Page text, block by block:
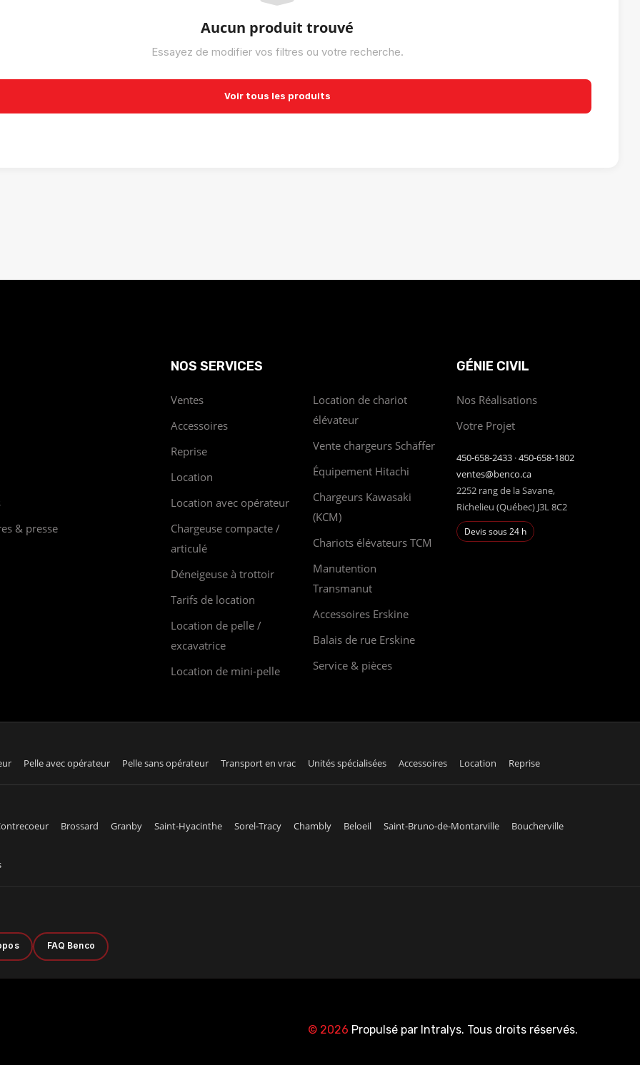
Aucun produit trouvé
Essayez de modifier vos filtres ou votre recherche.
Voir tous les produits
& presse
NOS SERVICES
Ventes
Accessoires
Reprise
Location
Location avec opérateur
Chargeuse compacte /
articulé
Déneigeuse à trottoir
Tarifs de location
Location de pelle /
excavatrice
Location de mini-pelle
Location de chariot
élévateur
Vente chargeurs Schäffer
Équipement Hitachi
Chargeurs Kawasaki
(KCM)
Chariots élévateurs TCM
Manutention
Transmanut
Accessoires Erskine
Balais de rue Erskine
Service & pièces
GÉNIE CIVIL
Nos Réalisations
Votre Projet
450-658-2433 ·450-658-1802
ventes@benco.ca
2252 rang de la Savane,
Richelieu (Québec) J3L 8C2
Devis sous 24 h
Pelle avec opérateur Pelle sans opérateur Transport en vrac Unités spécialisées Accessoires Location Reprise
Brossard Granby Saint-Hyacinthe Sorel-Tracy Chambly Beloeil Saint-Bruno-de-Montarville
Boucherville
FAQ Benco
© 2026 Propulsé par Intralys. Tous droits réservés.